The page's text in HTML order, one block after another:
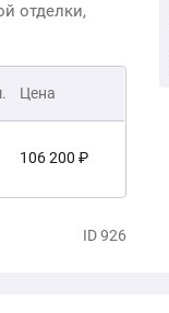
отделки,
Цена
106 200 ₽
ID 926